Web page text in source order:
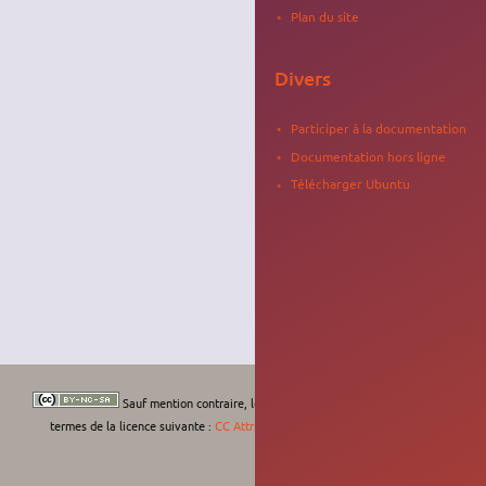
Sauf mention contraire, le contenu de ce wiki est placé sous les
termes de la licence suivante : CC Attribution-Noncommercial-Share Alike 4.0
Plan du site
Divers
Participer à la documentation
Documentation hors ligne
Télécharger Ubuntu